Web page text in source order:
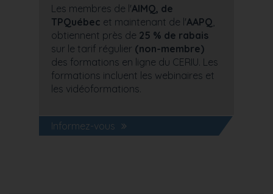
Les membres de l'AIMQ, de
TPQuébec et maintenant de l'AAPQ
obtiennent près de 25 % de rabais
sur le tarif régulier (non-membre)
des formations en ligne du CERIU. Les
formations incluent les webinaires et
les vidéoformations.
Informez-vous